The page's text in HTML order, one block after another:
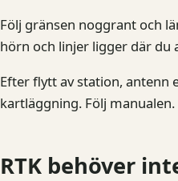
Följ gränsen noggrant och
hörn och linjer ligger där du
Efter flytt av station, antenn
kartläggning. Följ manualen.
RTK behöver